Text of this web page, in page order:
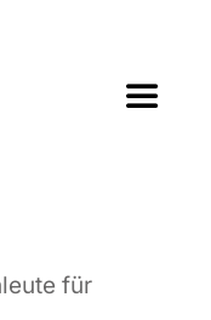
Toggle
für